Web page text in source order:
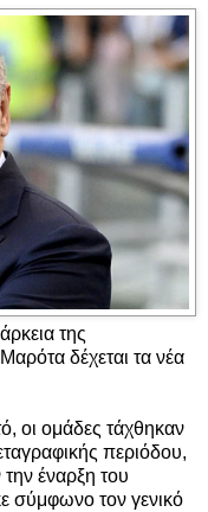
της
δέχεται τα νέα
οι ομάδες τάχθηκαν
περιόδου,
την έναρξη του
τον γενικό